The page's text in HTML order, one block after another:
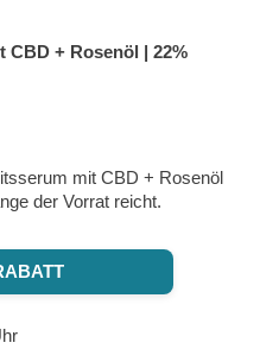
+ Rosenöl | 22%
mit CBD + Rosenöl
der Vorrat reicht.